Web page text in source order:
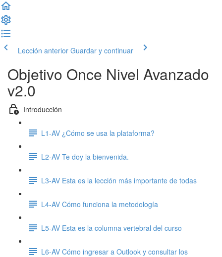
Lección anterior Guardar y continuar
Objetivo Once Nivel Avanzado
v2.0
Introducción
L1-AV ¿Cómo se usa la plataforma?
L2-AV Te doy la bienvenida.
L3-AV Esta es la lección más importante de todas
L4-AV Cómo funciona la metodología
L5-AV Esta es la columna vertebral del curso
L6-AV Cómo ingresar a Outlook y consultar los